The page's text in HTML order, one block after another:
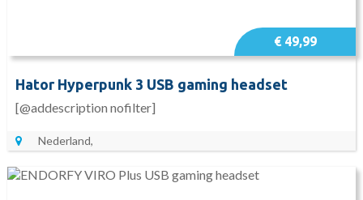
€ 49,99
Hator Hyperpunk 3 USB gaming headset
[@addescription nofilter]
Nederland,